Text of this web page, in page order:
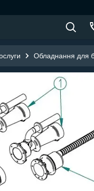
Обладнання для